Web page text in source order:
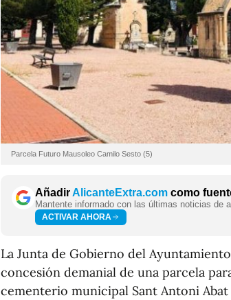
Parcela Futuro Mausoleo Camilo Sesto (5)
AñadirAlicanteExtra.com como
Mantente informado con las últimas noticias de
ACTIVAR AHORA
La Junta de Gobierno del
concesión demanial de una parcela
cementerio municipal Sant Antoni